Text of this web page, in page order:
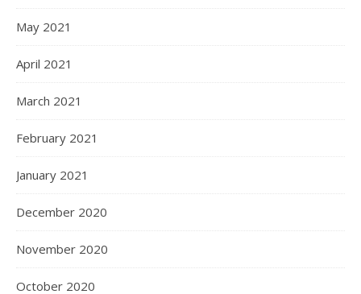
May 2021
April 2021
March 2021
February 2021
January 2021
December 2020
November 2020
October 2020